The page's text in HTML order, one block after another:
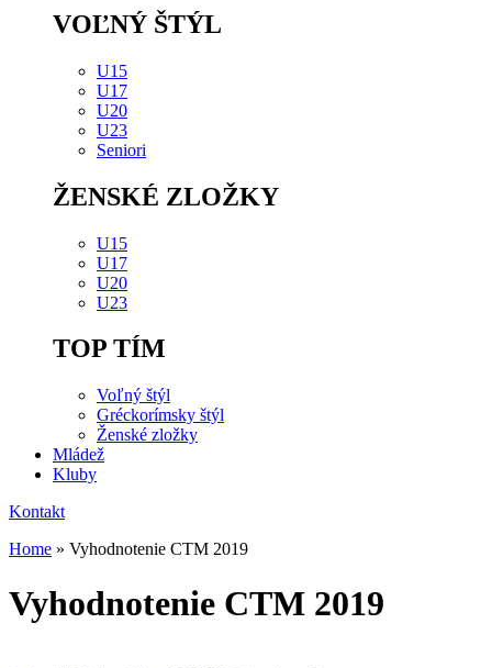
VOĽNÝ ŠTÝL
U15
U17
U20
U23
Seniori
ŽENSKÉ ZLOŽKY
U15
U17
U20
U23
TOP TÍM
Voľný štýl
Gréckorímsky štýl
Ženské zložky
Mládež
Kluby
Kontakt
Home » Vyhodnotenie CTM 2019
Vyhodnotenie CTM 2019